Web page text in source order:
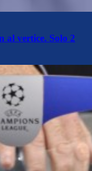
al vertice. Solo 2